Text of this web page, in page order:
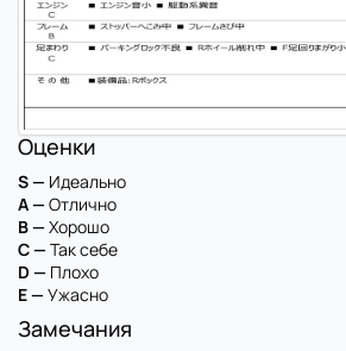
Оценки
S — Идеально
A — Отлично
B — Хорошо
C — Так себе
D — Плохо
E — Ужасно
Замечания